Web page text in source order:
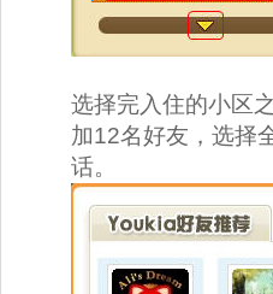
选择完入住的小区
加12名好友，选择
话。